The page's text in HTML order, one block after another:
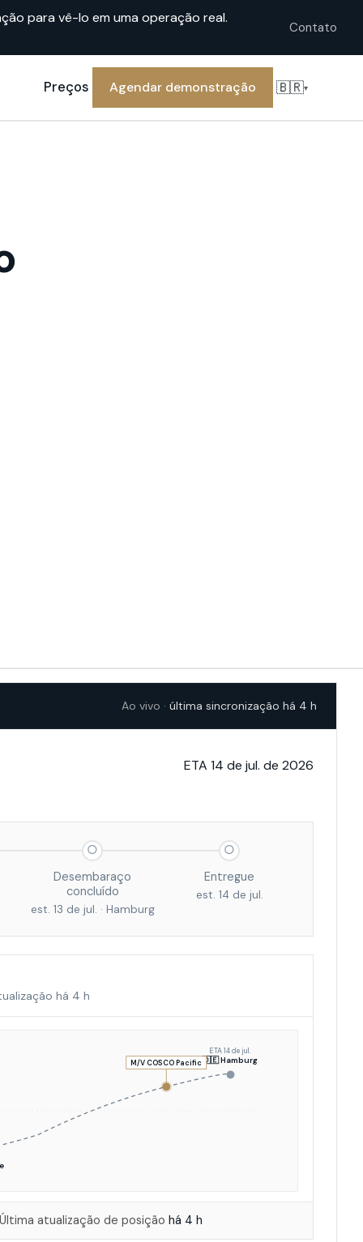
para vê-lo em uma operação real.
Contato
Preços Agendar demonstração 🇧🇷▾
Ao vivo · última sincronização há 4 h
ETA 14 de jul. de 2026
○
Desembaraço
concluído
est. 13 de jul. · Hamburg
○
Entregue
est. 14 de jul.
há 4 h
🇩🇪 Hamburg
ETA 14 de jul.
M/V COSCO Pacific
Última atualização de posição há 4 h